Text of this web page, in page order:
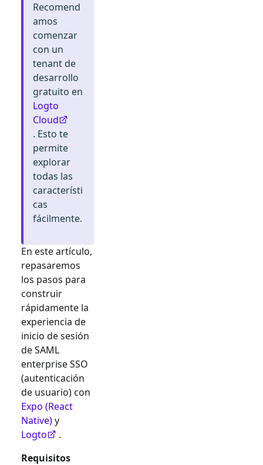
Recomend
amos
comenzar
con un
tenant de
desarrollo
gratuito en
Logto
Cloud
. Esto te
permite
explorar
todas las
característi
cas
fácilmente.
En este artículo,
repasaremos
los pasos para
construir
rápidamente la
experiencia de
inicio de sesión
deSAML
enterprise SSO
(autenticación
de usuario) con
Expo (React
Native)y
Logto
.
Requisitos